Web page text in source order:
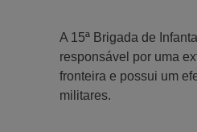
A 15ª Brigada de
responsável por uma
fronteira e possui um
militares.